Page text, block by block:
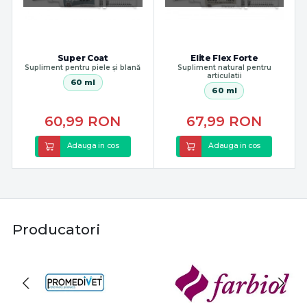
Super Coat
Supliment pentru piele și blană
60 ml
60,99 RON
Adauga in cos
Elite Flex Forte
Supliment natural pentru
articulatii
60 ml
67,99 RON
Adauga in cos
Producatori